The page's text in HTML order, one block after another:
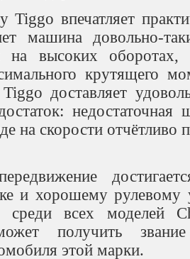
Tiggo впечатляет
машина довольно-
высоких оборотах,
крутящего
доставляет
недостаточная
на скорости
и хорошему
среди всех моделей
получить
этой марки.